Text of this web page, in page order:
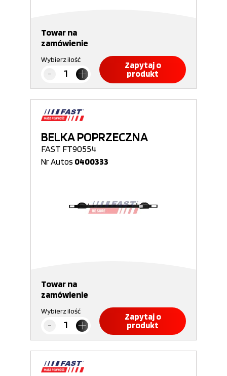
Towar na
zamówienie
Wybierz ilość
Zapytaj o
produkt
BELKA POPRZECZNA
FAST FT90554
Nr Autos 0400333
Towar na
zamówienie
Wybierz ilość
Zapytaj o
produkt